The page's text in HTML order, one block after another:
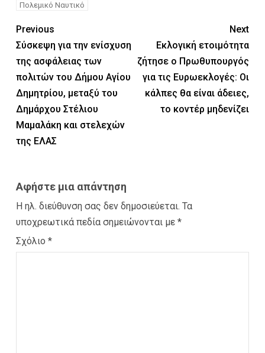
Πολεμικό Ναυτικό
Previous
Σύσκεψη για την ενίσχυση
της ασφάλειας των
πολιτών του Δήμου Αγίου
Δημητρίου, μεταξύ του
Δημάρχου Στέλιου
Μαμαλάκη και στελεχών
της ΕΛΑΣ
Next
Εκλογική ετοιμότητα
ζήτησε ο Πρωθυπουργός
για τις Ευρωεκλογές: Οι
κάλπες θα είναι άδειες,
το κοντέρ μηδενίζει
Αφήστε μια απάντηση
Η ηλ. διεύθυνση σας δεν δημοσιεύεται. Τα
υποχρεωτικά πεδία σημειώνονται με *
Σχόλιο *